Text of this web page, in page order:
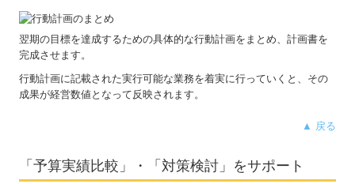
翌期の目標を達成するための具体的な行動計画をまとめ、計画書を
完成させます。
行動計画に記載された実行可能な業務を着実に行っていくと、その
成果が経営数値となって反映されます。
▲ 戻る
「予算実績比較」・「対策検討」をサポート